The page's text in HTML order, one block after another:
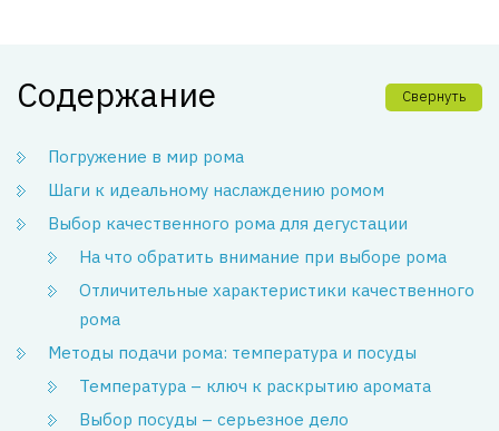
Содержание Свернуть
Погружение в мир рома
Шаги к идеальному наслаждению ромом
Выбор качественного рома для дегустации
На что обратить внимание при выборе рома
Отличительные характеристики качественного
рома
Методы подачи рома: температура и посуды
Температура – ключ к раскрытию аромата
Выбор посуды – серьезное дело